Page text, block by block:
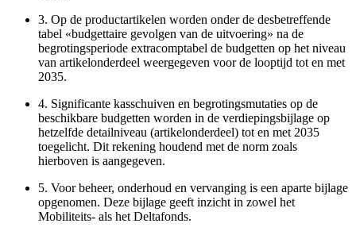
3. Op de productartikelen worden onder de desbetreffende
tabel «budgettaire gevolgen van de uitvoering» na de
begrotingsperiode extracomptabel de budgetten op het niveau
van artikelonderdeel weergegeven voor de looptijd tot en met
2035.
4. Significante kasschuiven en begrotingsmutaties op de
beschikbare budgetten worden in de verdiepingsbijlage op
hetzelfde detailniveau (artikelonderdeel) tot en met 2035
toegelicht. Dit rekening houdend met de norm zoals
hierboven is aangegeven.
5. Voor beheer, onderhoud en vervanging is een aparte bijlage
opgenomen. Deze bijlage geeft inzicht in zowel het
Mobiliteits- als het Deltafonds.